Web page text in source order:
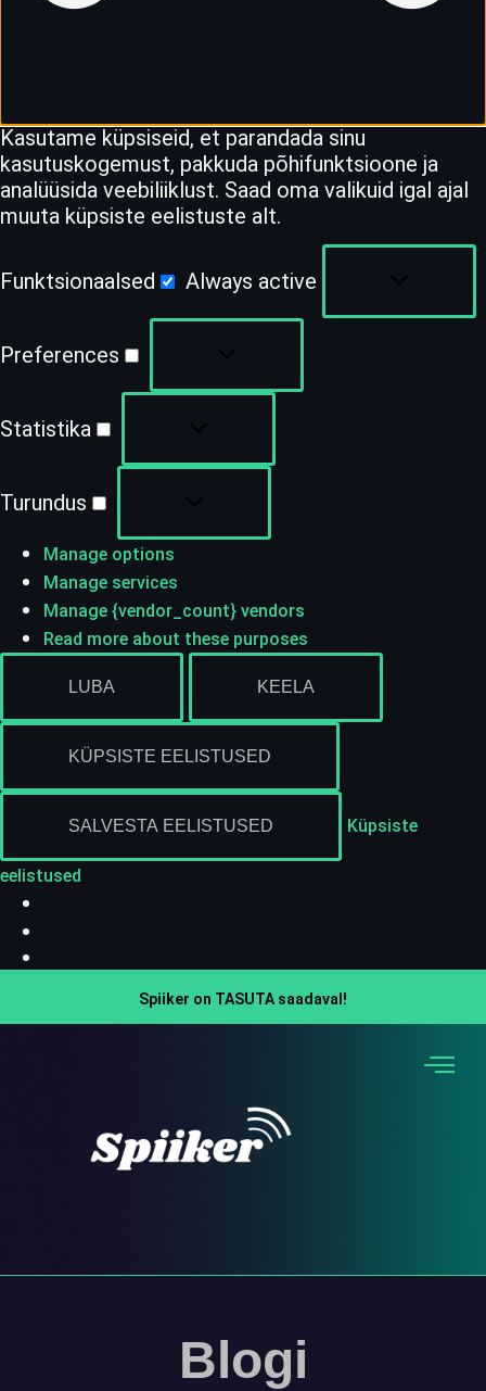
Kasutame küpsiseid, et parandada sinu
kasutuskogemust, pakkuda põhifunktsioone ja
analüüsida veebiliiklust. Saad oma valikuid igal ajal
muuta küpsiste eelistuste alt.
Funktsionaalsed Always active
Preferences
Statistika
Turundus
Manage options
Manage services
Manage {vendor_count} vendors
Read more about these purposes
LUBA KEELA
KÜPSISTE EELISTUSED
SALVESTA EELISTUSED Küpsiste
eelistused
Spiiker on TASUTA saadaval!
Blogi